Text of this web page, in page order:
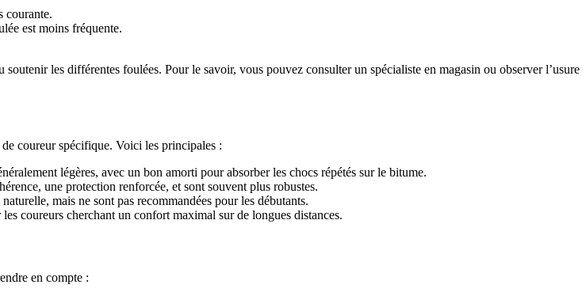
courante.
est moins fréquente.
les différentes foulées. Pour le savoir, vous pouvez consulter un spécialiste en magasin ou observer l’usure
coureur spécifique. Voici les principales :
légères, avec un bon amorti pour absorber les chocs répétés sur le bitume.
une protection renforcée, et sont souvent plus robustes.
mais ne sont pas recommandées pour les débutants.
coureurs cherchant un confort maximal sur de longues distances.
en compte :